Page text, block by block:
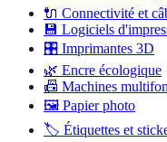
🔌 Connectivité et
💾 Logiciels
🎛️ Imprimantes 3D
🌿 Encre écologique
📠 Machines
🖼️ Papier photo
🏷️ Étiquettes et